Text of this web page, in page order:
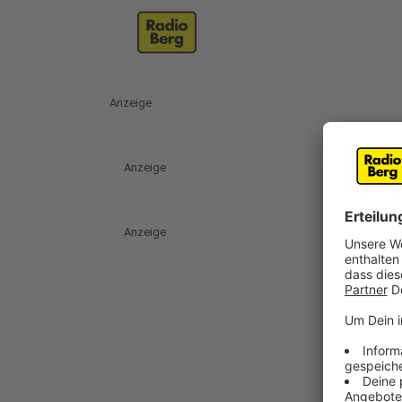
Anzeige
Anzeige
Anzeige